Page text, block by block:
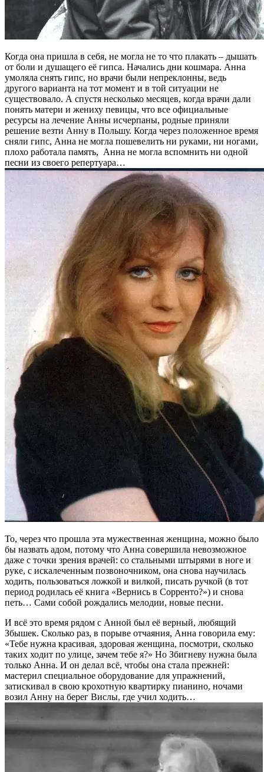
Когда она пришла в себя, не могла не то что плакать – дышать
от боли и душащего её гипса. Начались дни кошмара. Анна
умоляла снять гипс, но врачи были непреклонны, ведь
другого варианта на тот момент и в той ситуации не
существовало. А спустя несколько месяцев, когда врачи дали
понять матери и жениху певицы, что все официальные
ресурсы на лечение Анны исчерпаны, родные приняли
решение везти Анну в Польшу. Когда через положенное время
сняли гипс, Анна не могла пошевелить ни руками, ни ногами,
плохо работала память, Анна не могла вспомнить ни одной
песни из своего репертуара…
То, через что прошла эта мужественная женщина, можно было
бы назвать адом, потому что Анна совершила невозможное
даже с точки зрения врачей: со стальными штырями в ноге и
руке, с искалеченным позвоночником, она снова научилась
ходить, пользоваться ложкой и вилкой, писать ручкой (в тот
период родилась её книга «Вернись в Сорренто?») и снова
петь… Сами собой рождались мелодии, новые песни.
И всё это время рядом с Анной был её верный, любящий
Збышек. Сколько раз, в порыве отчаяния, Анна говорила ему:
«Тебе нужна красивая, здоровая женщина, посмотри, сколько
таких ходит по улице, зачем тебе я?» Но Збигневу нужна была
только Анна. И он делал всё, чтобы она стала прежней:
мастерил специальное оборудование для упражнений,
затискивал в свою крохотную квартирку пианино, ночами
возил Анну на берег Вислы, где учил ходить…